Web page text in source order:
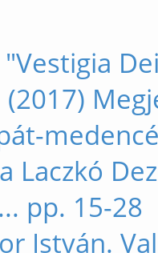
"Vestigia
Laczkó
pp. 15-28
István.